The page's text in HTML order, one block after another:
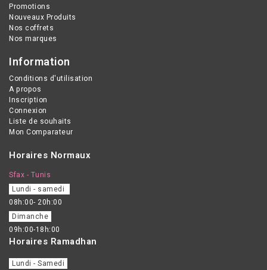
Promotions
Nouveaux Produits
Nos coffrets
Nos marques
Information
Conditions d'utilisation
A propos
Inscription
Connexion
Liste de souhaits
Mon Comparateur
Horaires Normaux
Sfax - Tunis
Lundi - samedi
08h:00- 20h:00
Dimanche
09h:00-18h:00
Horaires Ramadhan
Lundi - Samedi